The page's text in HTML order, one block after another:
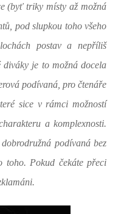
(byť triky místy až možná
pod slupkou toho všeho
postav a nepříliš
je to možná docela
podívaná, pro čtenáře
sice v rámci možností
a komplexnosti.
podívaná bez
toho. Pokud čekáte přeci